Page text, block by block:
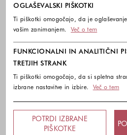
OGLAŠEVALSKI PIŠKOTKI
Ti piškotki omogočajo, da je
vašim zanimanjem.
Več o tem
FUNKCIONALNI IN ANALITIČNI
TRETJIH STRANK
Ti piškotki omogočajo, da si spletna
izbrane nastavitve in izbire.
Več o tem
POTRDI IZBRANE
PIŠKOTKE